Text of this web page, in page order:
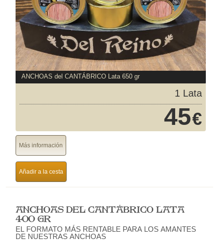
ANCHOAS del CANTÁBRICO Lata 650 gr
1 Lata
45€
Más información
Añadir a la cesta
ANCHOAS DEL CANTÁBRICO LATA
400 GR
EL FORMATO MÁS RENTABLE PARA LOS AMANTES
DE NUESTRAS ANCHOAS